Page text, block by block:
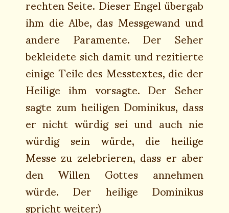
ihm die Albe, das Messgewand und
andere Paramente. Der Seher
bekleidete sich damit und rezitierte
einige Teile des Messtextes, die der
Heilige ihm vorsagte. Der Seher
sagte zum heiligen Dominikus, dass
er nicht würdig sei und auch nie
würdig sein würde, die heilige
Messe zu zelebrieren, dass er aber
den Willen Gottes annehmen
würde. Der heilige Dominikus